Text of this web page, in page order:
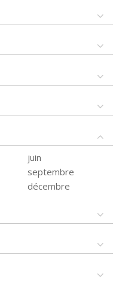
juin
septembre
décembre